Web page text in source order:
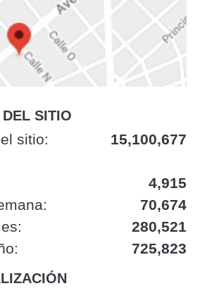
SITIO
sitio:‎
15,100,677
4,915
70,674
280,521
725,823